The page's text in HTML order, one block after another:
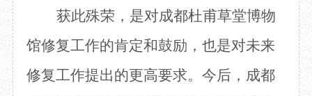
获此殊荣，是对成都杜甫草堂博物
馆修复工作的肯定和鼓励，也是对未来
修复工作提出的更高要求。今后，成都